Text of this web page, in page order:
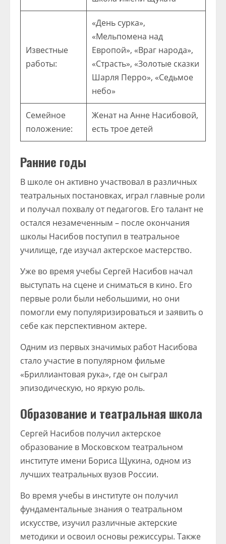
Известные
работы:
«День сурка»,
«Мельпомена над
Европой», «Враг народа»,
«Страсть», «Золотые сказки
Шарля Перро», «Седьмое
небо»
Семейное
положение:
Женат на Анне Насибовой,
есть трое детей
Ранние годы
В школе он активно участвовал в различных
театральных постановках, играл главные роли
и получал похвалу от педагогов. Его талант не
остался незамеченным – после окончания
школы Насибов поступил в театральное
училище, где изучал актерское мастерство.
Уже во время учебы Сергей Насибов начал
выступать на сцене и сниматься в кино. Его
первые роли были небольшими, но они
помогли ему популяризироваться и заявить о
себе как перспективном актере.
Одним из первых значимых работ Насибова
стало участие в популярном фильме
«Бриллиантовая рука», где он сыграл
эпизодическую, но яркую роль.
Образование и театральная школа
Сергей Насибов получил актерское
образование в Московском театральном
институте имени Бориса Щукина, одном из
лучших театральных вузов России.
Во время учебы в институте он получил
фундаментальные знания о театральном
искусстве, изучил различные актерские
методики и освоил основы режиссуры. Также